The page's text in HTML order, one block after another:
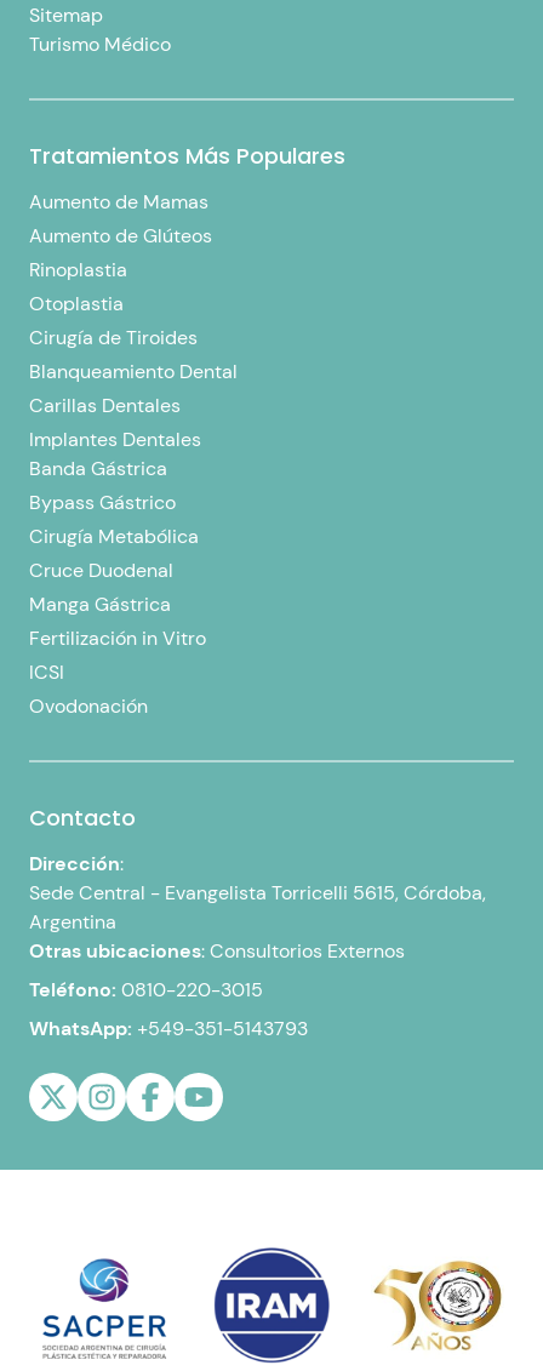
Sitemap
Turismo Médico
Tratamientos Más Populares
Aumento de Mamas
Aumento de Glúteos
Rinoplastia
Otoplastia
Cirugía de Tiroides
Blanqueamiento Dental
Carillas Dentales
Implantes Dentales
Banda Gástrica
Bypass Gástrico
Cirugía Metabólica
Cruce Duodenal
Manga Gástrica
Fertilización in Vitro
ICSI
Ovodonación
Contacto
Dirección:
Sede Central - Evangelista Torricelli 5615, Córdoba,
Argentina
Otras ubicaciones:Consultorios Externos
Teléfono: 0810-220-3015
WhatsApp: +549-351-5143793